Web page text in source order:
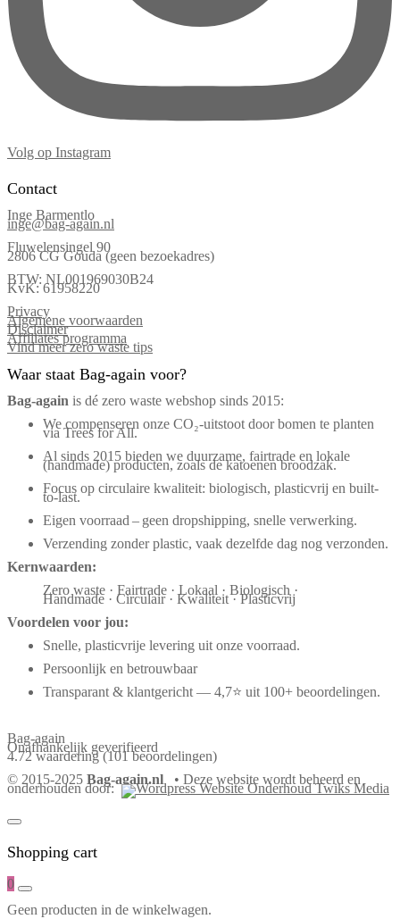
Volg op Instagram
Contact
Inge Barmentlo
inge@bag-again.nl
Fluwelensingel 90
2806 CG Gouda (geen bezoekadres)
BTW: NL001969030B24
KvK: 61958220
Privacy
Algemene voorwaarden
Disclaimer
Affiliates programma
Vind meer zero waste tips
Waar staat Bag-again voor?
Bag‑again is dé zero waste webshop sinds 2015:
We compenseren onze CO₂-uitstoot door bomen te planten
via Trees for All.
Al sinds 2015 bieden we duurzame, fairtrade en lokale
(handmade) producten, zoals de katoenen broodzak.
Focus op circulaire kwaliteit: biologisch, plasticvrij en built-
to-last.
Eigen voorraad – geen dropshipping, snelle verwerking.
Verzending zonder plastic, vaak dezelfde dag nog verzonden.
Kernwaarden:
Zero waste · Fairtrade · Lokaal · Biologisch ·
Handmade · Circulair · Kwaliteit · Plasticvrij
Voordelen voor jou:
Snelle, plasticvrije levering uit onze voorraad.
Persoonlijk en betrouwbaar
Transparant & klantgericht — 4,7⭐ uit 100+ beoordelingen.
Bag-again
Onafhankelijk geverifieerd
4.72 waardering (101 beoordelingen)
© 2015-2025 Bag-again.nl • Deze website wordt beheerd en
onderhouden door:
Shopping cart
0
Geen producten in de winkelwagen.